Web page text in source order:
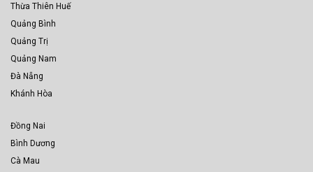
Thừa Thiên Huế
Quảng Bình
Quảng Trị
Quảng Nam
Đà Nẵng
Khánh Hòa
Đồng Nai
Bình Dương
Cà Mau